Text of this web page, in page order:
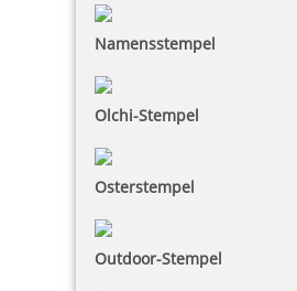
Namensstempel
Olchi-Stempel
Osterstempel
Outdoor-Stempel